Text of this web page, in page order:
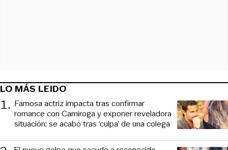
LO MÁS LEIDO
1. Famosa actriz impacta tras confirmar
romance con Camiroga y exponer reveladora
situación: se acabó tras ‘culpa’ de una colega